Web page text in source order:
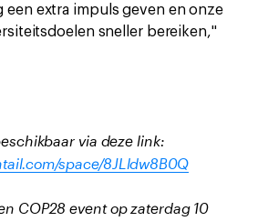
een extra impuls geven en onze
sneller bereiken,"
via deze link:
space/8JLldw8B0Q
COP28 event op zaterdag 10